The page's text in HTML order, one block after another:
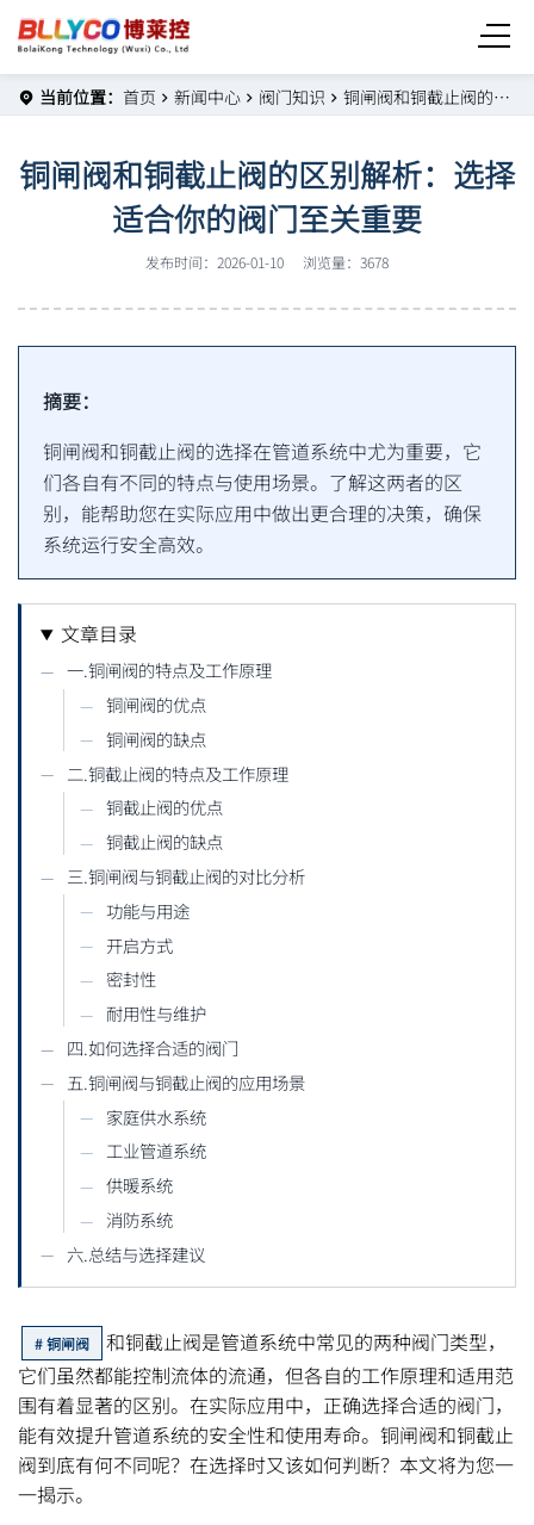
当前位置： 首页 新闻中心 阀门知识 铜闸阀和铜截止阀的区别解析：选择适合你的阀门至关重要
铜闸阀和铜截止阀的区别解析：选择
适合你的阀门至关重要
发布时间：2026-01-10 浏览量：3678
摘要：
铜闸阀和铜截止阀的选择在管道系统中尤为重要，它
们各自有不同的特点与使用场景。了解这两者的区
别，能帮助您在实际应用中做出更合理的决策，确保
系统运行安全高效。
文章目录
一.铜闸阀的特点及工作原理
铜闸阀的优点
铜闸阀的缺点
二.铜截止阀的特点及工作原理
铜截止阀的优点
铜截止阀的缺点
三.铜闸阀与铜截止阀的对比分析
功能与用途
开启方式
密封性
耐用性与维护
四.如何选择合适的阀门
五.铜闸阀与铜截止阀的应用场景
家庭供水系统
工业管道系统
供暖系统
消防系统
六.总结与选择建议
铜闸阀
和铜截止阀是管道系统中常见的两种阀门类型，
它们虽然都能控制流体的流通，但各自的工作原理和适用范
围有着显著的区别。在实际应用中，正确选择合适的阀门，
能有效提升管道系统的安全性和使用寿命。铜闸阀和铜截止
阀到底有何不同呢？在选择时又该如何判断？本文将为您一
一揭示。